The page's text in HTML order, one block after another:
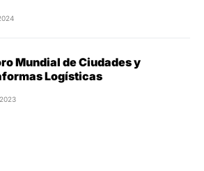
Mundial de Ciudades y
Logísticas